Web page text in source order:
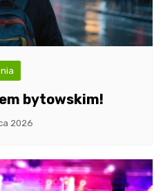
bytowskim!
2026